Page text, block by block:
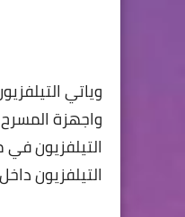
واجهزة
التيلفزيون
التيلفزيون